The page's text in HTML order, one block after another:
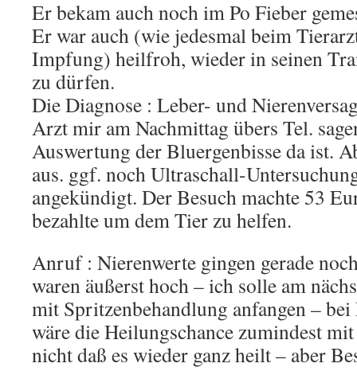
Er bekam auch noch im Po Fieber
Er war auch (wie jedesmal beim
Impfung) heilfroh, wieder in seinen
zu dürfen.
Die Diagnose : Leber- und
Arzt mir am Nachmittag übers Tel.
Auswertung der Bluergenbisse da ist.
aus. ggf. noch Ultraschall-
angekündigt. Der Besuch machte 53
bezahlte um dem Tier zu helfen.
Anruf : Nierenwerte gingen gerade
waren äußerst hoch – ich solle am
mit Spritzenbehandlung anfangen –
wäre die Heilungschance zumindest
nicht daß es wieder ganz heilt – aber